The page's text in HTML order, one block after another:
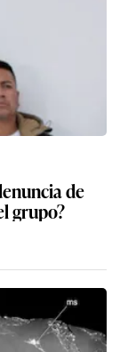
de
grupo?